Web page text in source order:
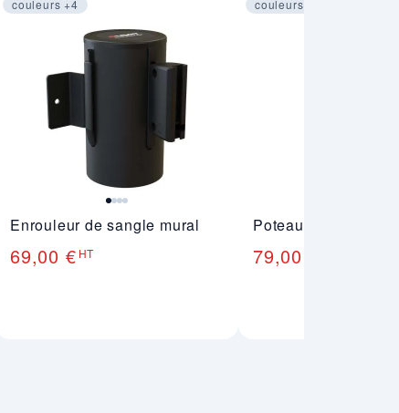
couleurs +4
Image 1 sur 4
Enrouleur de sangle mural
69,00 € HT
couleurs +4
Poteau de
79,00 €